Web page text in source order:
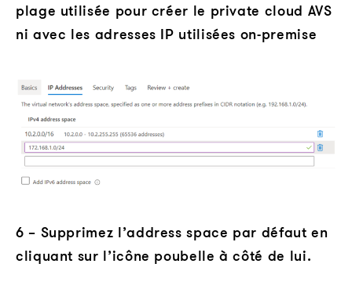
plage utilisée pour créer le private cloud AVS
ni avec les adresses IP utilisées on-premise
6 – Supprimez l’address space par défaut en
cliquant sur l’icône poubelle à côté de lui.